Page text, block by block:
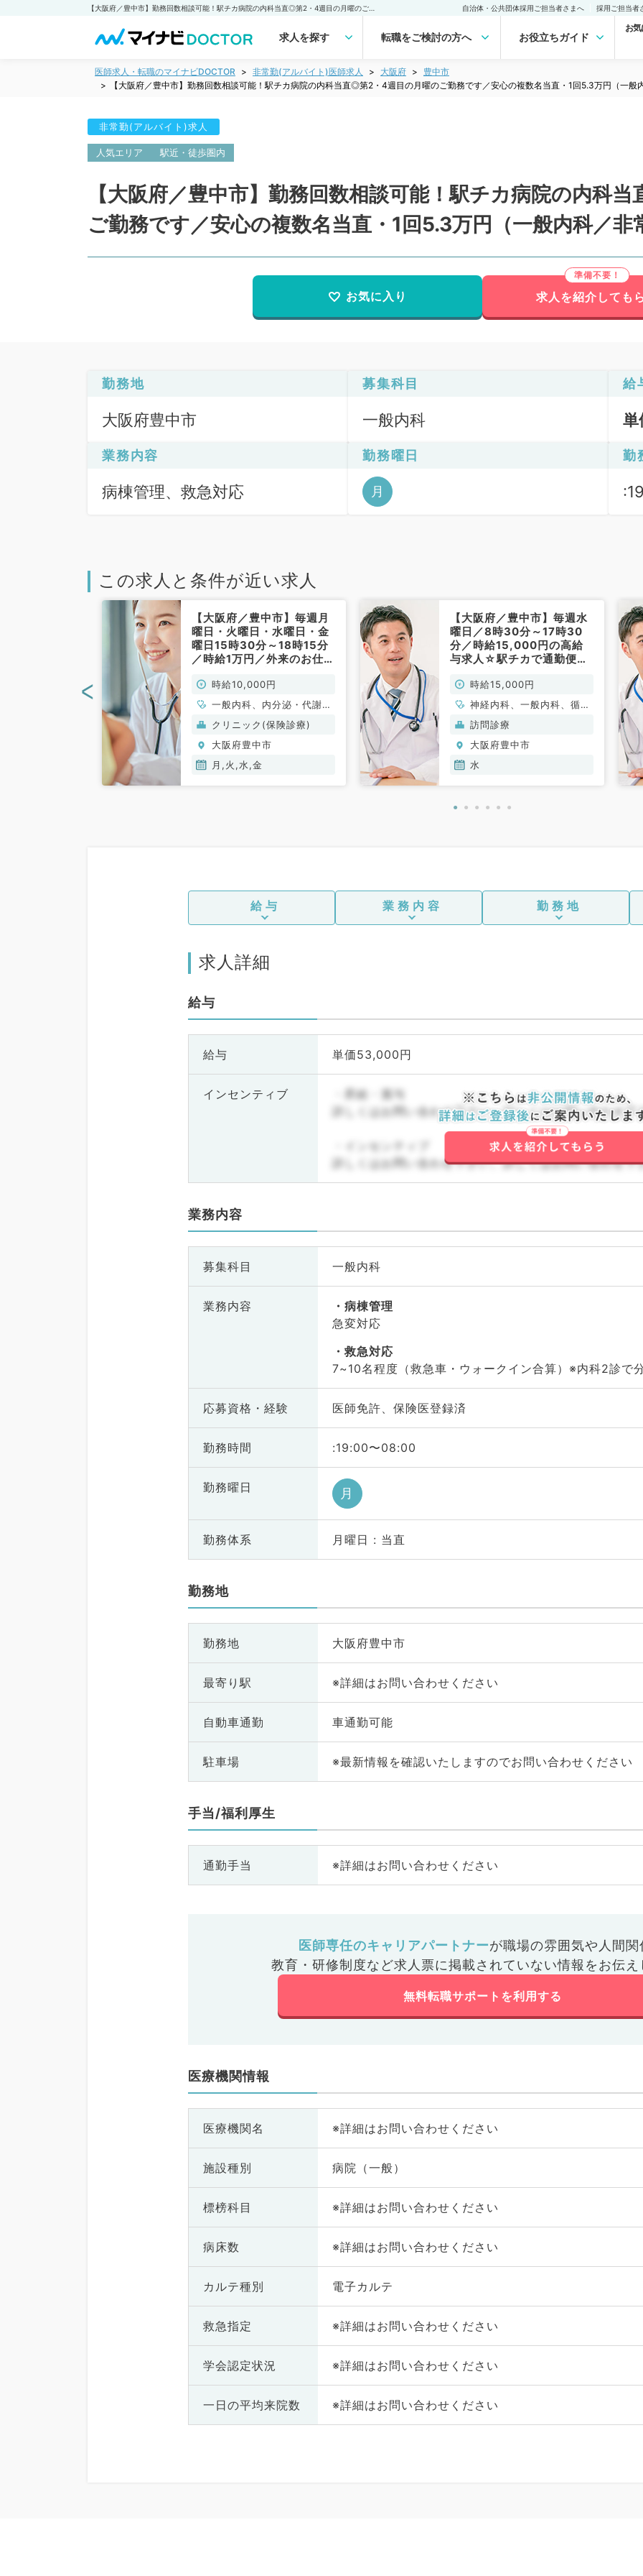
自治体・公共団体採用ご担当者さまへ 採用ご担当者
求人を探す 転職をご検討の方へ お役立ちガイド
お
医師求人・転職のマイナビDOCTOR 非常勤(アルバイト)医師求人 大阪府
豊中市
【大阪府／豊中市】勤務回数相談可能！駅チカ病院の内科当直◎第2・4週目の月曜のご勤務です／安心の複数名当直・1回5.3万円（一般
非常勤(アルバイト)求人
人気エリア 駅近・徒歩圏内
【大阪府／豊中市】勤務回数相談可能！駅チカ病院の内科
ご勤務です／安心の複数名当直・1回5.3万円（一般内科／非
お気に入り 求人を紹介しても
勤務地
大阪府豊中市
募集科目
一般内科
給
業務内容
病棟管理、救急対応
勤務曜日
月
勤
この求人と条件が近い求人
【大阪府／豊中市】毎週月
曜日・火曜日・水曜日・金
曜日15時30分～18時15分
／時給1万円／外来のお仕事
勤）時給10,000円
一般内科、内分泌・代謝内
科
クリニック(保険診療)
大阪府豊中市
月,火,水,金
【大阪府／豊中市】毎週水
曜日／8時30分～17時30
分／時給15,000円の高給
与求人☆駅チカで通勤便利
のお仕事です（内科系／非
常勤）
時給15,000円
神経内科、一般内科、循環
器内科、呼吸器内科、消化
器内科、内分泌・代謝内
科、腎臓内科、老年内科、
血液内科、膠原病科
訪問診療
大阪府豊中市
水
<
給与 業務内容 勤務地
求人詳細
給与
給与 単価53,000円
インセンティブ
・昇給・賞与
詳しくはお問い合わせ下さい。詳しくはお問い合わせ下
・インセンティブ
詳しくはお問い合わせ下さい。詳しくはお問い合わせ下
業務内容
募集科目 一般内科
業務内容
病棟管理
急変対応
救急対応
7~10名程度（救急車・ウォークイン合算）※内科2診で
応募資格・ 経験 医師免許、保険医登録済
勤務時間 :19:00〜08:00
勤務曜日 月
勤務体系 月曜日 : 当直
勤務地
勤務地 大阪府豊中市
最寄り駅 ※詳細はお問い合わせください
自動車通勤 車通勤可能
駐車場 ※最新情報を確認いたしますのでお問い合わせください
手当/福利厚生
通勤手当 ※詳細はお問い合わせください
医師専任のキャリアパートナーが職場の雰囲気や人間関
教育・研修制度など求人票に掲載されていない情報をお伝え
無料転職サポートを利用する
医療機関情報
医療機関名 ※詳細はお問い合わせください
施設種別 病院（一般）
標榜科目 ※詳細はお問い合わせください
病床数 ※詳細はお問い合わせください
カルテ種別 電子カルテ
救急指定 ※詳細はお問い合わせください
学会認定状況 ※詳細はお問い合わせください
一日の平均来院数 ※詳細はお問い合わせください